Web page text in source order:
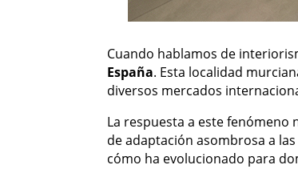
Cuando hablamos de
España. Esta localidad
diversos mercados
La respuesta a este
de adaptación asombrosa a
cómo ha evolucionado para